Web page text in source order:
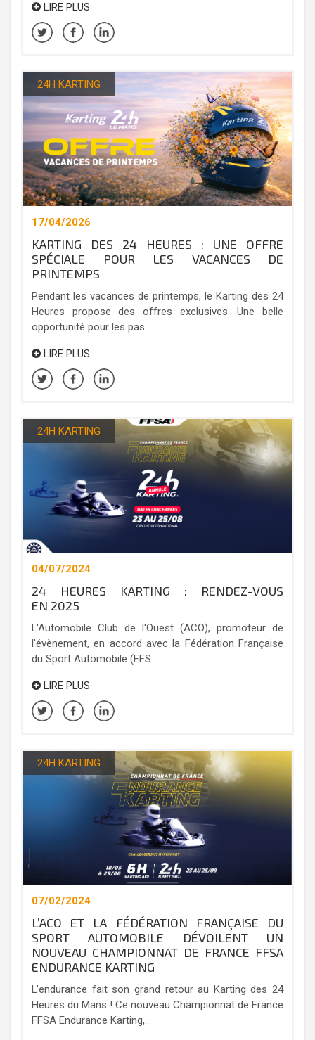
LIRE PLUS
24H KARTING
17/04/2026
KARTING DES 24 HEURES : UNE OFFRE
SPÉCIALE POUR LES VACANCES DE
PRINTEMPS
Pendant les vacances de printemps, le Karting des 24
Heures propose des offres exclusives. Une belle
opportunité pour les pas...
LIRE PLUS
24H KARTING
04/07/2024
24 HEURES KARTING : RENDEZ-VOUS
EN 2025
L'Automobile Club de l'Ouest (ACO), promoteur de
l'évènement, en accord avec la Fédération Française
du Sport Automobile (FFS...
LIRE PLUS
24H KARTING
07/02/2024
L’ACO ET LA FÉDÉRATION FRANÇAISE DU
SPORT AUTOMOBILE DÉVOILENT UN
NOUVEAU CHAMPIONNAT DE FRANCE FFSA
ENDURANCE KARTING
L’endurance fait son grand retour au Karting des 24
Heures du Mans ! Ce nouveau Championnat de France
FFSA Endurance Karting,...